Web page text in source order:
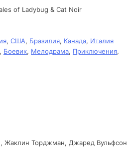
ослепительных битв и
решить, что важнее: спасение
самой опасной игрой из
и смогут ли они преодолеть
верх?
of Ladybug & Cat Noir
, США, Бразилия, Канада, Италия
, Боевик, Мелодрама, Приключения,
Жаклин Торджман, Джаред Вульфсон